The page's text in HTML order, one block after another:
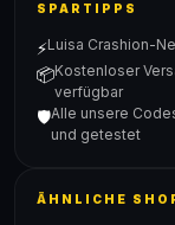
SPARTIPPS
⚡Luisa Crashion-
📦Kostenloser
verfügbar
🛡️Alle unsere
und getestet
ÄHNLICHE